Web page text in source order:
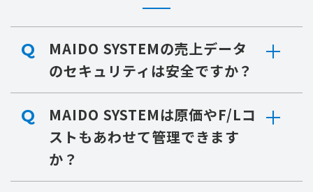
Q
MAIDO SYSTEMの売上データ
のセキュリティは安全ですか？
Q
MAIDO SYSTEMは原価やF/Lコ
ストもあわせて管理できます
か？